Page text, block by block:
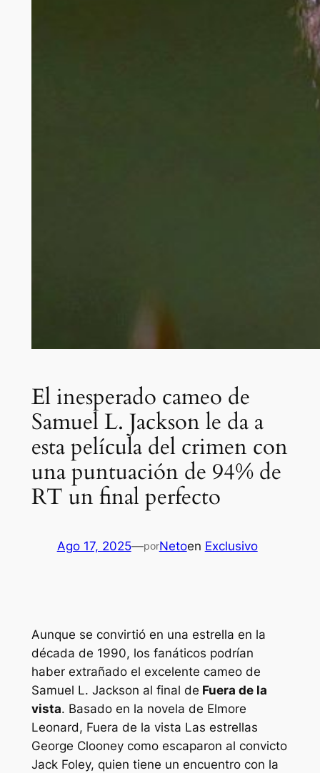
El inesperado cameo de
Samuel L. Jackson le da a
esta película del crimen con
una puntuación de 94% de
RT un final perfecto
Ago 17, 2025—porNetoen Exclusivo
Aunque se convirtió en una estrella en la
década de 1990, los fanáticos podrían
haber extrañado el excelente cameo de
Samuel L. Jackson al final de Fuera de la
vista. Basado en la novela de Elmore
Leonard, Fuera de la vista Las estrellas
George Clooney como escaparon al convicto
Jack Foley, quien tiene un encuentro con la